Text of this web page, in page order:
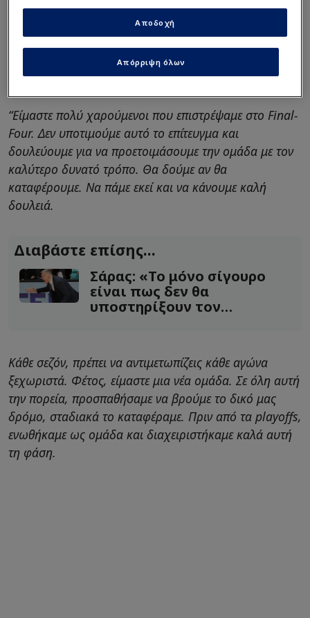
«Να πάμε να κάνουμε καλή
δουλειά»
“Είμαστε πολύ χαρούμενοι που επιστρέψαμε στο Final-
Four. Δεν υποτιμούμε αυτό το επίτευγμα και
δουλεύουμε για να προετοιμάσουμε την ομάδα με τον
καλύτερο δυνατό τρόπο. Θα δούμε αν θα
καταφέρουμε. Να πάμε εκεί και να κάνουμε καλή
δουλειά.
Διαβάστε επίσης...
Σάρας: «Το μόνο σίγουρο
είναι πως δεν θα
υποστηρίξουν τον
Κάθε σεζόν, πρέπει να αντιμετωπίζεις κάθε αγώνα
ξεχωριστά. Φέτος, είμαστε μια νέα ομάδα. Σε όλη αυτή
την πορεία, προσπαθήσαμε να βρούμε το δικό μας
δρόμο, σταδιακά το καταφέραμε. Πριν από τα playoffs,
ενωθήκαμε ως ομάδα και διαχειριστήκαμε καλά αυτή
τη φάση.
Απόρριψη όλων
Αποδοχή